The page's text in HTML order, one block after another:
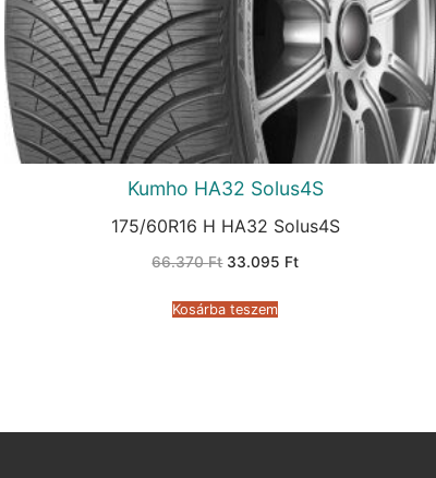
Kumho HA32 Solus4S
175/60R16 H HA32 Solus4S
66.370Ft Original
66.370 Ft.
33.095 FtCurrent
Kosárba teszem